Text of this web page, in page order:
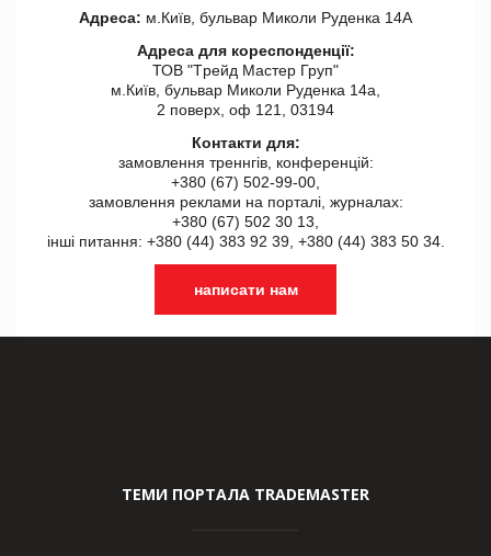
Адреса: м.Київ, бульвар Миколи Руденка 14А
Адреса для кореспонденції:
ТОВ "Tрейд Мастер Груп"
м.Київ, бульвар Миколи Руденка 14а,
2 поверх, оф 121, 03194
Контакти для:
замовлення треннгів, конференцій:
+380 (67) 502-99-00,
замовлення реклами на порталі, журналах:
+380 (67) 502 30 13,
інші питання: +380 (44) 383 92 39, +380 (44) 383 50 34.
написати нам
ТЕМИ ПОРТАЛА TRADEMASTER